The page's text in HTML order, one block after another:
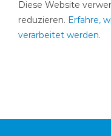
Diese Website
reduzieren. Erfahre,
verarbeitet werden.